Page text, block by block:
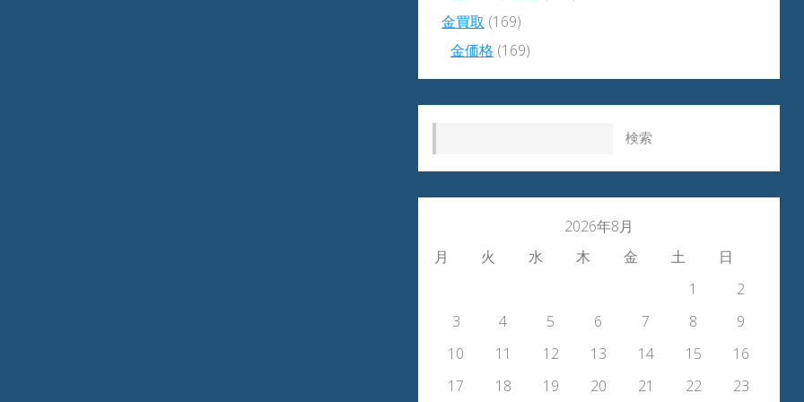
金買取 (169)
金価格 (169)
2026年8月
月
火 水 木 金 土
日
1
2
3
4 5 6 7 8
9
10
11 12 13 14 15
16
17
18 19 20 21 22 23